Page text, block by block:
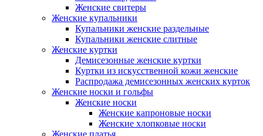
Женские свитеры
Женские купальники
Купальники женские раздельные
Купальники женские слитные
Женские куртки
Демисезонные женские куртки
Куртки из искусственной кожи женские
Распродажа демисезонных женских курток
Женские носки и гольфы
Женские носки
Женские капроновые носки
Женские хлопковые носки
Женские платья